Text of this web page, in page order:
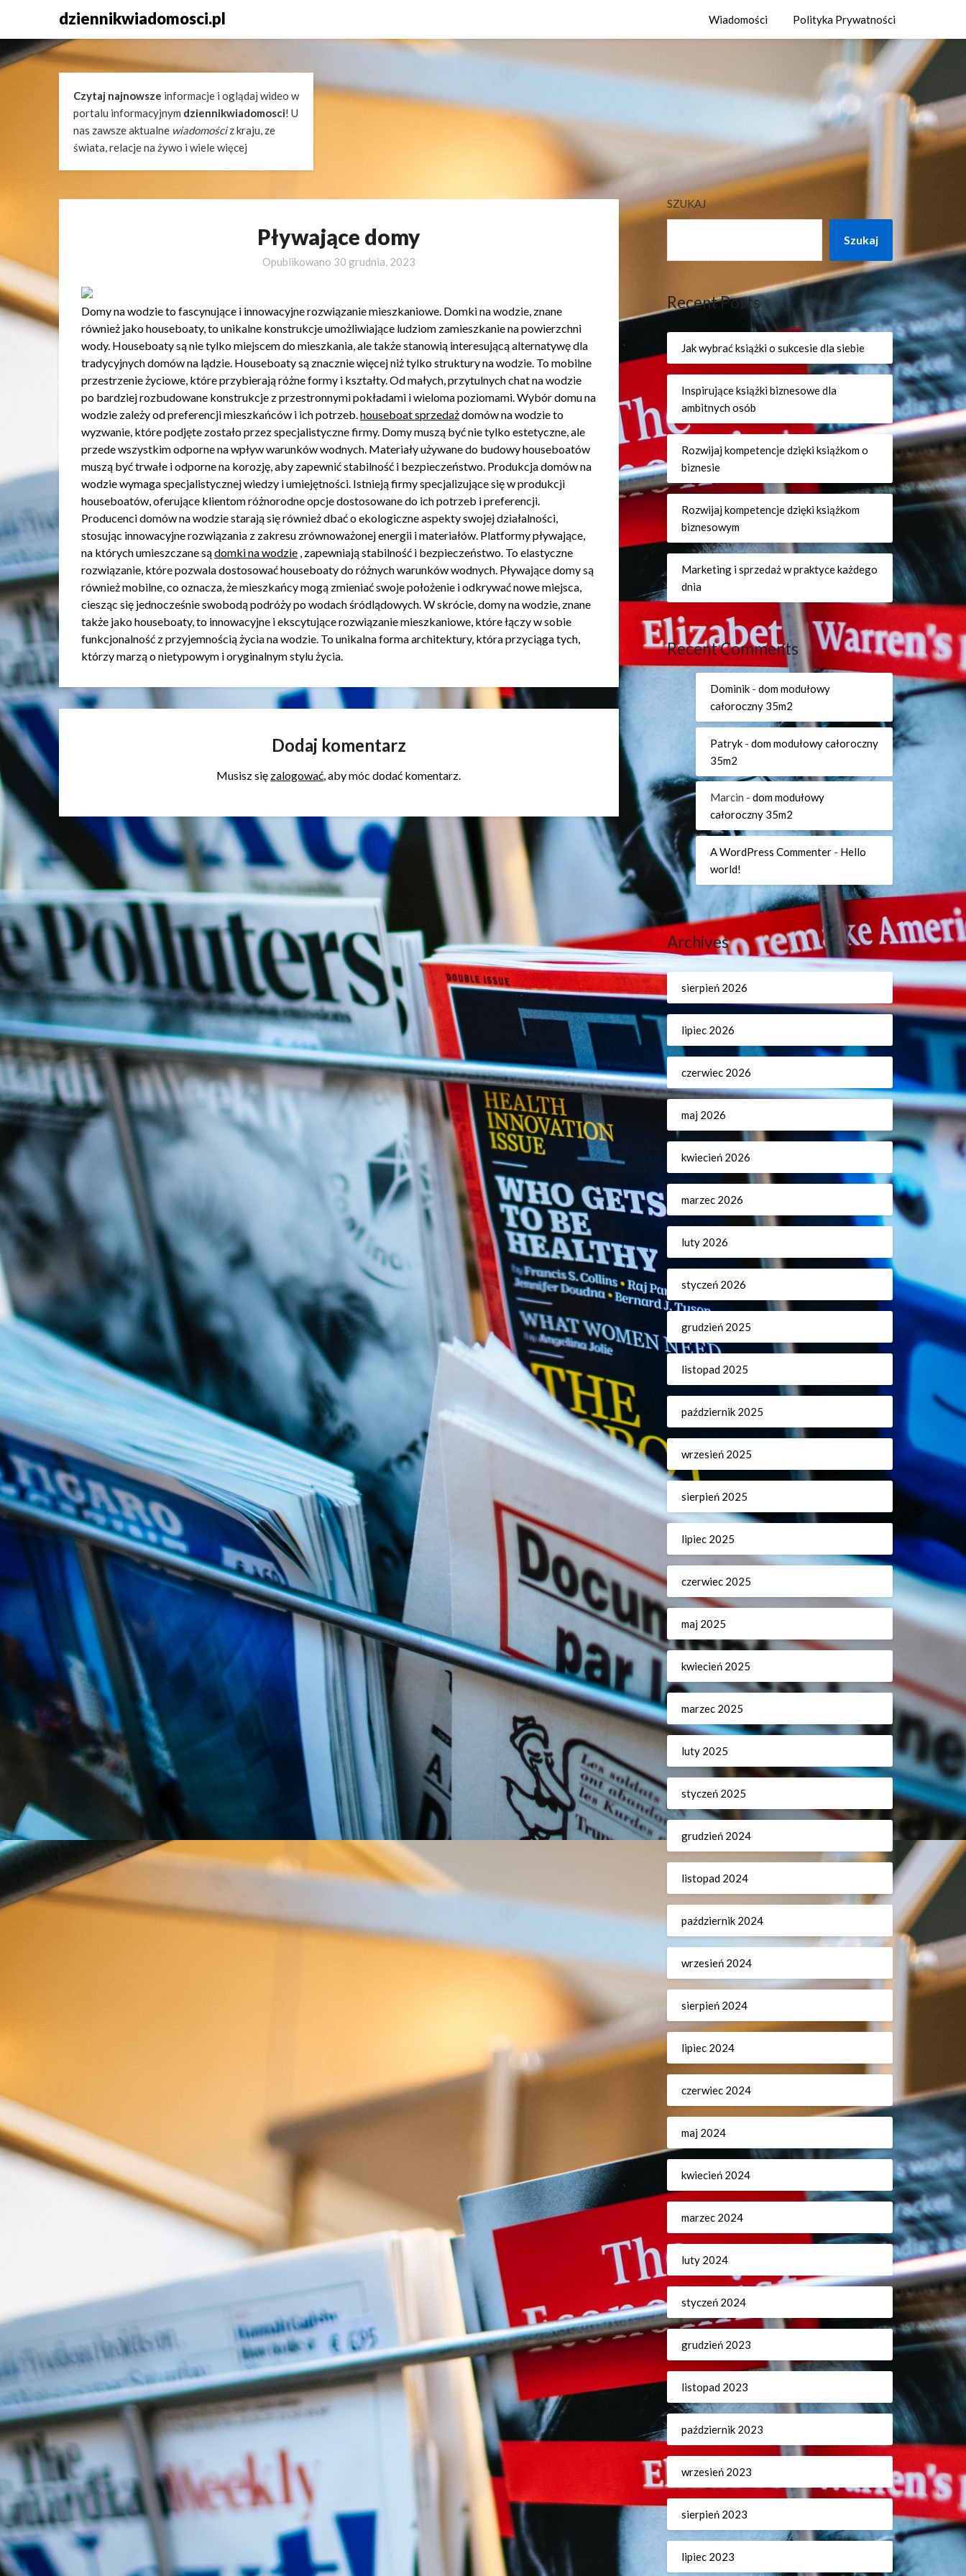
content
dziennikwiadomosci.pl Wiadomości Polityka Prywatności
Czytaj najnowsze informacje i oglądaj wideo w
portalu informacyjnym dziennikwiadomosci! U
nas zawsze aktualne wiadomościz kraju, ze
świata, relacje na żywo i wiele więcej
Pływające domy
Opublikowano 30 grudnia, 2023
Domy na wodzie to fascynujące i innowacyjne rozwiązanie mieszkaniowe. Domki na wodzie, znane
również jako houseboaty, to unikalne konstrukcje umożliwiające ludziom zamieszkanie na powierzchni
wody. Houseboaty są nie tylko miejscem do mieszkania, ale także stanowią interesującą alternatywę dla
tradycyjnych domów na lądzie. Houseboaty są znacznie więcej niż tylko struktury na wodzie. To mobilne
przestrzenie życiowe, które przybierają różne formy i kształty. Od małych, przytulnych chat na wodzie
po bardziej rozbudowane konstrukcje z przestronnymi pokładami i wieloma poziomami. Wybór domu na
wodzie zależy od preferencji mieszkańców i ich potrzeb.houseboat sprzedażdomów na wodzie to
wyzwanie, które podjęte zostało przez specjalistyczne firmy. Domy muszą być nie tylko estetyczne, ale
przede wszystkim odporne na wpływ warunków wodnych. Materiały używane do budowy houseboatów
muszą być trwałe i odporne na korozję, aby zapewnić stabilność i bezpieczeństwo. Produkcja domów na
wodzie wymaga specjalistycznej wiedzy i umiejętności. Istnieją firmy specjalizujące się w produkcji
houseboatów, oferujące klientom różnorodne opcje dostosowane do ich potrzeb i preferencji.
Producenci domów na wodzie starają się również dbać o ekologiczne aspekty swojej działalności,
stosując innowacyjne rozwiązania z zakresu zrównoważonej energii i materiałów. Platformy pływające,
na których umieszczane sądomki na wodzie , zapewniają stabilność i bezpieczeństwo. To elastyczne
rozwiązanie, które pozwala dostosować houseboaty do różnych warunków wodnych. Pływające domy są
również mobilne, co oznacza, że ​​mieszkańcy mogą zmieniać swoje położenie i odkrywać nowe miejsca,
ciesząc się jednocześnie swobodą podróży po wodach śródlądowych. W skrócie, domy na wodzie, znane
także jako houseboaty, to innowacyjne i ekscytujące rozwiązanie mieszkaniowe, które łączy w sobie
funkcjonalność z przyjemnością życia na wodzie. To unikalna forma architektury, która przyciąga tych,
którzy marzą o nietypowym i oryginalnym stylu życia.
Dodaj komentarz
Musisz się zalogować, aby móc dodać komentarz.
SZUKAJ
Szukaj
Recent Posts
Jak wybrać książki o sukcesie dla siebie
Inspirujące książki biznesowe dla
ambitnych osób
Rozwijaj kompetencje dzięki książkom o
biznesie
Rozwijaj kompetencje dzięki książkom
biznesowym
Marketing i sprzedaż w praktyce każdego
dnia
Recent Comments
Dominik- dom modułowy
całoroczny 35m2
Patryk- dom modułowy całoroczny
35m2
Marcin - dom modułowy
całoroczny 35m2
A WordPress Commenter- Hello
world!
Archives
sierpień 2026
lipiec 2026
czerwiec 2026
maj 2026
kwiecień 2026
marzec 2026
luty 2026
styczeń 2026
grudzień 2025
listopad 2025
październik 2025
wrzesień 2025
sierpień 2025
lipiec 2025
czerwiec 2025
maj 2025
kwiecień 2025
marzec 2025
luty 2025
styczeń 2025
grudzień 2024
listopad 2024
październik 2024
wrzesień 2024
sierpień 2024
lipiec 2024
czerwiec 2024
maj 2024
kwiecień 2024
marzec 2024
luty 2024
styczeń 2024
grudzień 2023
listopad 2023
październik 2023
wrzesień 2023
sierpień 2023
lipiec 2023